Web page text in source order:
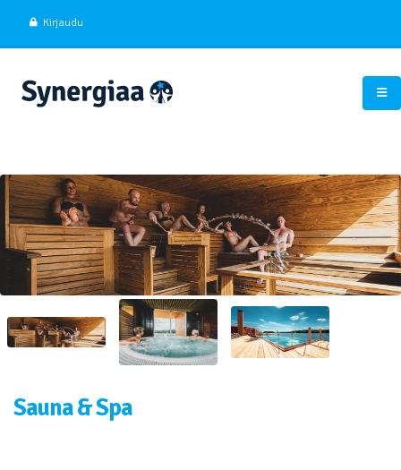
Kirjaudu
Sauna & Spa